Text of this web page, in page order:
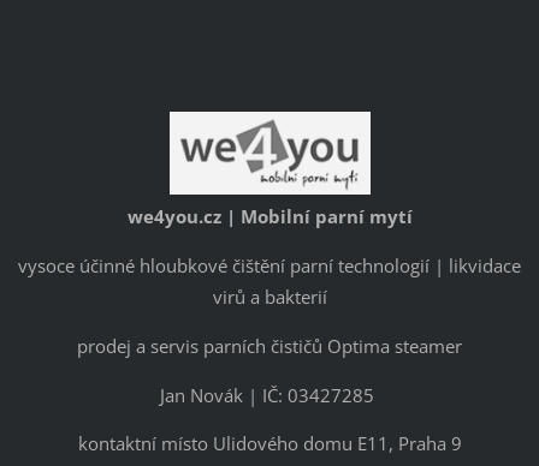
we4you.cz | Mobilní parní mytí
vysoce účinné hloubkové čištění parní technologií | likvidace
virů a bakterií
prodej a servis parních čističů Optima steamer
Jan Novák | IČ: 03427285
kontaktní místo Ulidového domu E11, Praha 9